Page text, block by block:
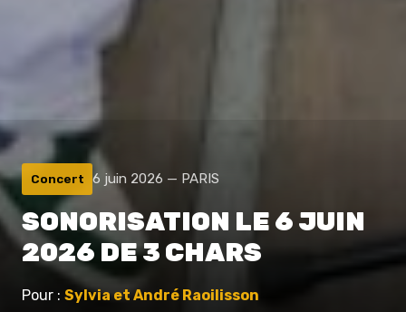
Concert 6 juin 2026 — PARIS
SONORISATION LE 6 JUIN
2026 DE 3 CHARS
Pour : Sylvia et André Raoilisson